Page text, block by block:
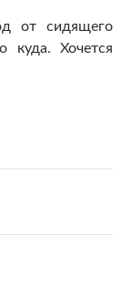
от сидящего
куда. Хочется